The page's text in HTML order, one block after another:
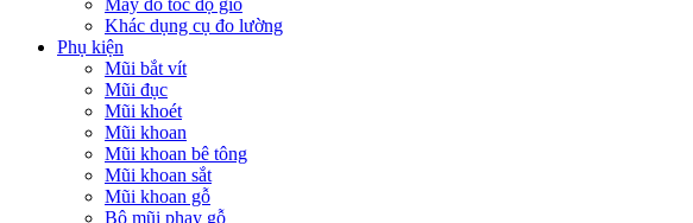
Máy đo tốc độ gió
Khác dụng cụ đo lường
Phụ kiện
Mũi bắt vít
Mũi đục
Mũi khoét
Mũi khoan
Mũi khoan bê tông
Mũi khoan sắt
Mũi khoan gỗ
Bộ mũi phay gỗ